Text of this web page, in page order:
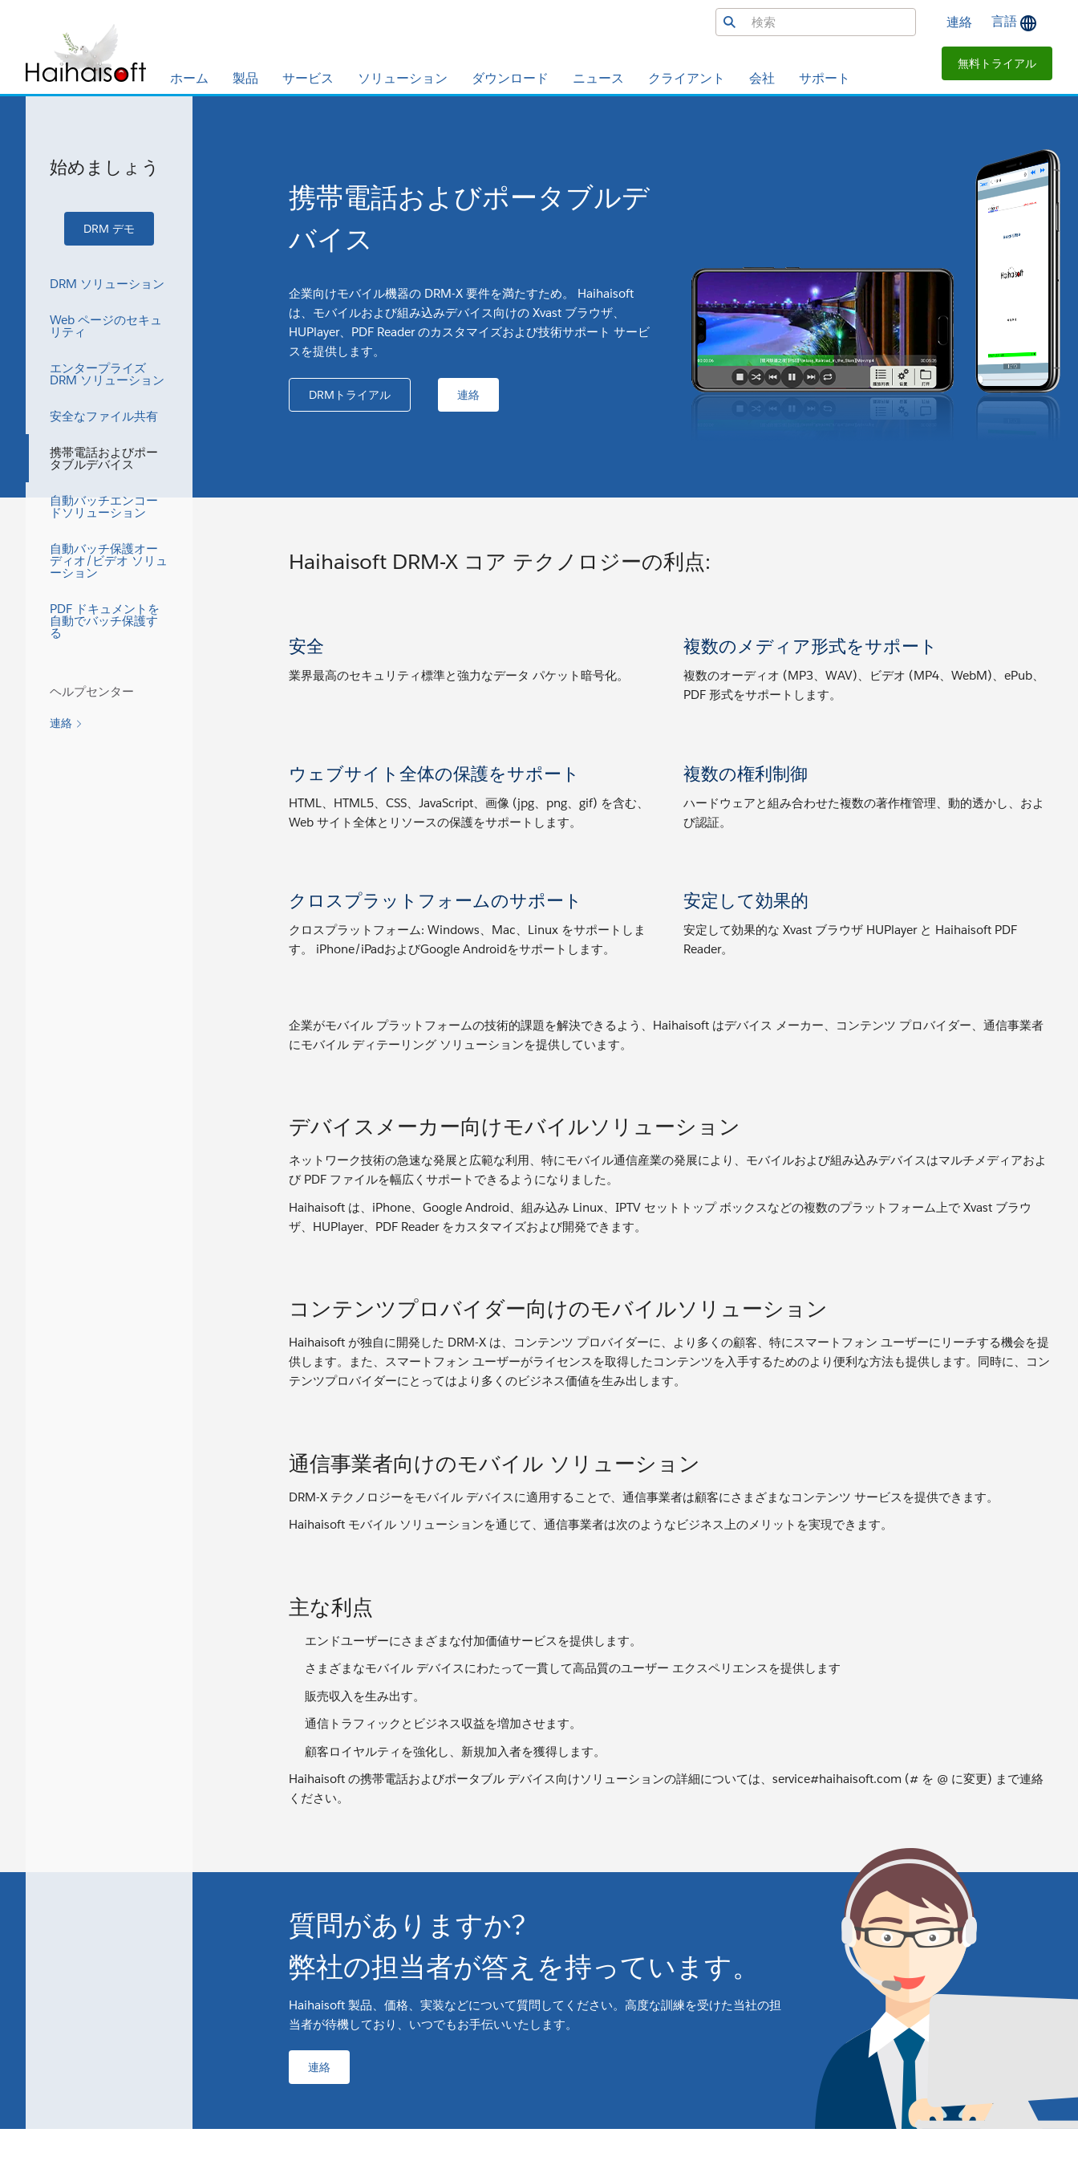
ホーム 製品 サービス ソリューション ダウンロード ニュース クライアント 会社 サポート
連絡 言語
無料トライアル
始めましょう
DRM デモ
DRM ソリューション
Web ページのセキュ
リティ
エンタープライズ
DRM ソリューション
安全なファイル共有
携帯電話およびポー
タブルデバイス
自動バッチエンコー
ドソリューション
自動バッチ保護オー
ディオ/ビデオ ソリュ
ーション
PDF ドキュメントを
自動でバッチ保護す
る
ヘルプセンター
連絡
携帯電話およびポータブルデ
バイス
企業向けモバイル機器の DRM-X 要件を満たすため。 Haihaisoft
は、モバイルおよび組み込みデバイス向けの Xvast ブラウザ、
HUPlayer、PDF Reader のカスタマイズおよび技術サポート サービ
スを提供します。
DRMトライアル 連絡
Haihaisoft DRM-X コア テクノロジーの利点:
安全
業界最高のセキュリティ標準と強力なデータ パケット暗号化。
複数のメディア形式をサポート
複数のオーディオ (MP3、WAV)、ビデオ (MP4、WebM)、ePub、
PDF 形式をサポートします。
ウェブサイト全体の保護をサポート
HTML、HTML5、CSS、JavaScript、画像 (jpg、png、gif) を含む、
Web サイト全体とリソースの保護をサポートします。
複数の権利制御
ハードウェアと組み合わせた複数の著作権管理、動的透かし、およ
び認証。
クロスプラットフォームのサポート
クロスプラットフォーム: Windows、Mac、Linux をサポートしま
す。 iPhone/iPadおよびGoogle Androidをサポートします。
安定して効果的
安定して効果的な Xvast ブラウザ HUPlayer と Haihaisoft PDF
Reader。
企業がモバイル プラットフォームの技術的課題を解決できるよう、Haihaisoft はデバイス メーカー、コンテンツ プロバイダー、通信事業者
にモバイル ディテーリング ソリューションを提供しています。
デバイスメーカー向けモバイルソリューション
ネットワーク技術の急速な発展と広範な利用、特にモバイル通信産業の発展により、モバイルおよび組み込みデバイスはマルチメディアおよ
び PDF ファイルを幅広くサポートできるようになりました。
Haihaisoft は、iPhone、Google Android、組み込み Linux、IPTV セットトップ ボックスなどの複数のプラットフォーム上で Xvast ブラウ
ザ、HUPlayer、PDF Reader をカスタマイズおよび開発できます。
コンテンツプロバイダー向けのモバイルソリューション
Haihaisoft が独自に開発した DRM-X は、コンテンツ プロバイダーに、より多くの顧客、特にスマートフォン ユーザーにリーチする機会を提
供します。また、スマートフォン ユーザーがライセンスを取得したコンテンツを入手するためのより便利な方法も提供します。同時に、コン
テンツプロバイダーにとってはより多くのビジネス価値を生み出します。
通信事業者向けのモバイル ソリューション
DRM-X テクノロジーをモバイル デバイスに適用することで、通信事業者は顧客にさまざまなコンテンツ サービスを提供できます。
Haihaisoft モバイル ソリューションを通じて、通信事業者は次のようなビジネス上のメリットを実現できます。
主な利点
エンドユーザーにさまざまな付加価値サービスを提供します。
さまざまなモバイル デバイスにわたって一貫して高品質のユーザー エクスペリエンスを提供します
販売収入を生み出す。
通信トラフィックとビジネス収益を増加させます。
顧客ロイヤルティを強化し、新規加入者を獲得します。
Haihaisoft の携帯電話およびポータブル デバイス向けソリューションの詳細については、service#haihaisoft.com (# を @ に変更) まで連絡
ください。
質問がありますか?
弊社の担当者が答えを持っています。
Haihaisoft 製品、価格、実装などについて質問してください。高度な訓練を受けた当社の担
当者が待機しており、いつでもお手伝いいたします。
連絡